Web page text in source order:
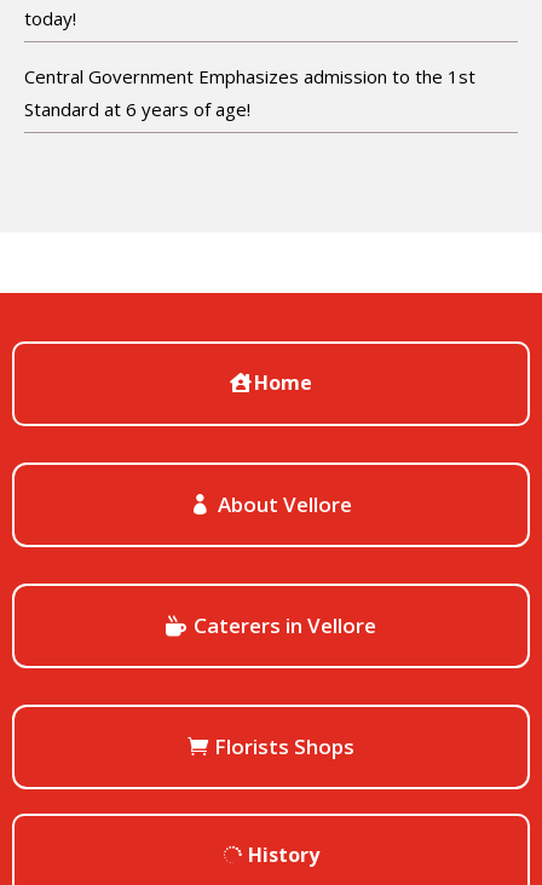
today!
Central Government Emphasizes admission to the 1st
Standard at 6 years of age!
Home
About Vellore
Caterers in Vellore
Florists Shops
History